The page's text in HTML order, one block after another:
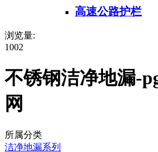
高速公路护栏
浏览量:
1002
不锈钢洁净地漏-
网
所属分类
洁净地漏系列